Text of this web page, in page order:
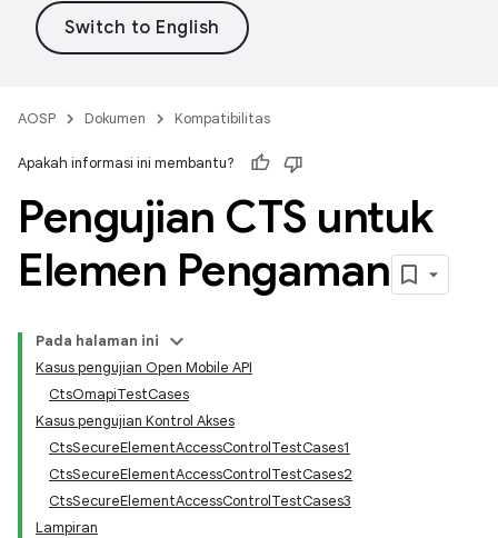
AOSP Dokumen Kompatibilitas
Apakah informasi ini membantu?
Pengujian CTS untuk
Elemen Pengaman
Pada halaman ini
Kasus pengujian Open Mobile API
CtsOmapiTestCases
Kasus pengujian Kontrol Akses
CtsSecureElementAccessControlTestCases1
CtsSecureElementAccessControlTestCases2
CtsSecureElementAccessControlTestCases3
Lampiran